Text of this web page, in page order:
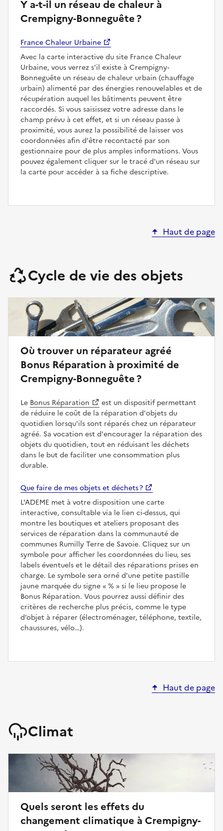
Y a-t-il un réseau de chaleur à
Crempigny-Bonneguête ?
France Chaleur Urbaine
Avec la carte interactive du site France Chaleur
Urbaine, vous verrez s'il existe à Crempigny-
Bonneguête un réseau de chaleur urbain (chauffage
urbain) alimenté par des énergies renouvelables et de
récupération auquel les bâtiments peuvent être
raccordés. Si vous saisissez votre adresse dans le
champ prévu à cet effet, et si un réseau passe à
proximité, vous aurez la possibilité de laisser vos
coordonnées afin d'être recontacté par son
gestionnaire pour de plus amples informations. Vous
pouvez également cliquer sur le tracé d'un réseau sur
la carte pour accéder à sa fiche descriptive.
Haut de page
Cycle de vie des objets
Où trouver un réparateur agréé
Bonus Réparation à proximité de
Crempigny-Bonneguête ?
Le Bonus Réparation
est un dispositif permettant
de réduire le coût de la réparation d'objets du
quotidien lorsqu'ils sont réparés chez un réparateur
agréé. Sa vocation est d'encourager la réparation des
objets du quotidien, tout en réduisant les déchets
dans le but de faciliter une consommation plus
durable.
Que faire de mes objets et déchets ?
L'ADEME met à votre disposition une carte
interactive, consultable via le lien ci-dessus, qui
montre les boutiques et ateliers proposant des
services de réparation dans la communauté de
communes Rumilly Terre de Savoie. Cliquez sur un
symbole pour afficher les coordonnées du lieu, ses
labels éventuels et le détail des réparations prises en
charge. Le symbole sera orné d'une petite pastille
jaune marquée du signe
%
si le lieu propose le
Bonus Réparation. Vous pourrez aussi définir des
critères de recherche plus précis, comme le type
d’objet à réparer (électroménager, téléphone, textile,
chaussures, vélo…).
Haut de page
Climat
Quels seront les effets du
changement climatique à Crempigny-